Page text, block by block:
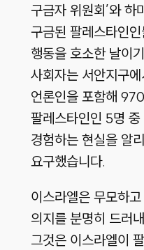
구금자 위원회’와 하
구금된 팔레스타인
행동을 호소한 날이
사회자는 서안지구
언론인을 포함해
팔레스타인인 5명
경험하는 현실을 알
요구했습니다.
이스라엘은 무모하
의지를 분명히 드러
그것은 이스라엘이